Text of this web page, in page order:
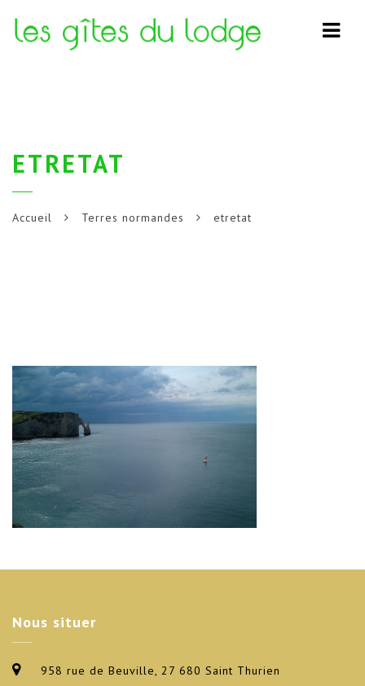
ETRETAT
Accueil Terres normandes etretat
Nous situer
958 rue de Beuville, 27 680 Saint Thurien